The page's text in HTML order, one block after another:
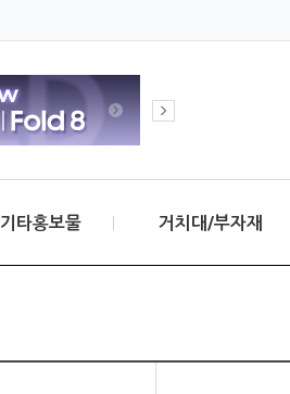
기타홍보물 거치대/부자재